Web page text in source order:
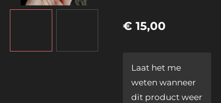
€ 15,00
Laat het me
weten wanneer
dit product weer